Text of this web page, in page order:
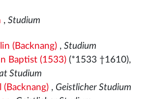
, Studium
(Backnang), Studium
Baptist (1533)(*1533 †1610),
Studium
(Backnang), Geistlicher Studium